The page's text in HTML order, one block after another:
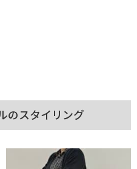
のスタイリング